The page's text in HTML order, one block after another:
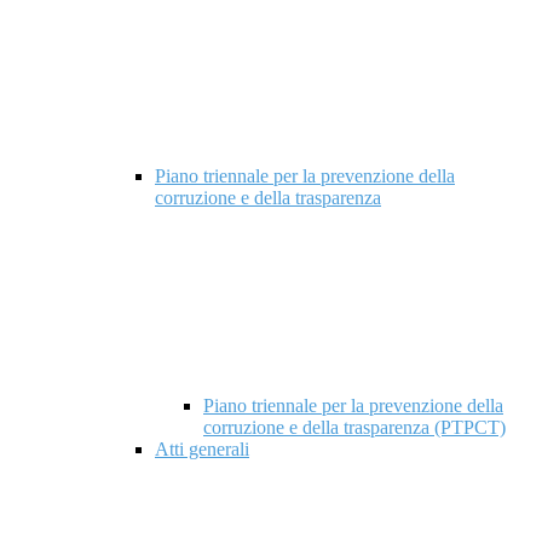
Piano triennale per la prevenzione della
corruzione e della trasparenza
Piano triennale per la prevenzione della
corruzione e della trasparenza (PTPCT)
Atti generali